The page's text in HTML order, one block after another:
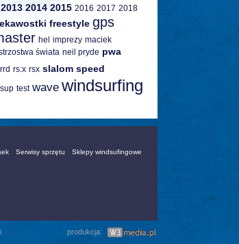
2013 2014 2015 2016 2017 2018
freestyle gps
hel imprezy maciek
świata neil pryde pwa
rrd rs:x rsx slalom speed
sup test wave windsurfing
Serwisy sprzętu
Sklepy windsufingowe
produkcja: